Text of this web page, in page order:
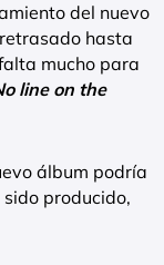
del nuevo
hasta
mucho para
line on the
álbum podría
sido producido,